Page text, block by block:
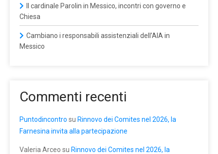
Il cardinale Parolin in Messico, incontri con governo e
Chiesa
Cambiano i responsabili assistenziali dell’AIA in
Messico
Commenti recenti
Puntodincontro su Rinnovo dei Comites nel 2026, la
Farnesina invita alla partecipazione
Valeria Arceo su Rinnovo dei Comites nel 2026, la